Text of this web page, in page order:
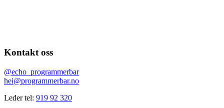
Kontakt oss
@echo_programmerbar
hei@programmerbar.no
Leder tel: 919 92 320